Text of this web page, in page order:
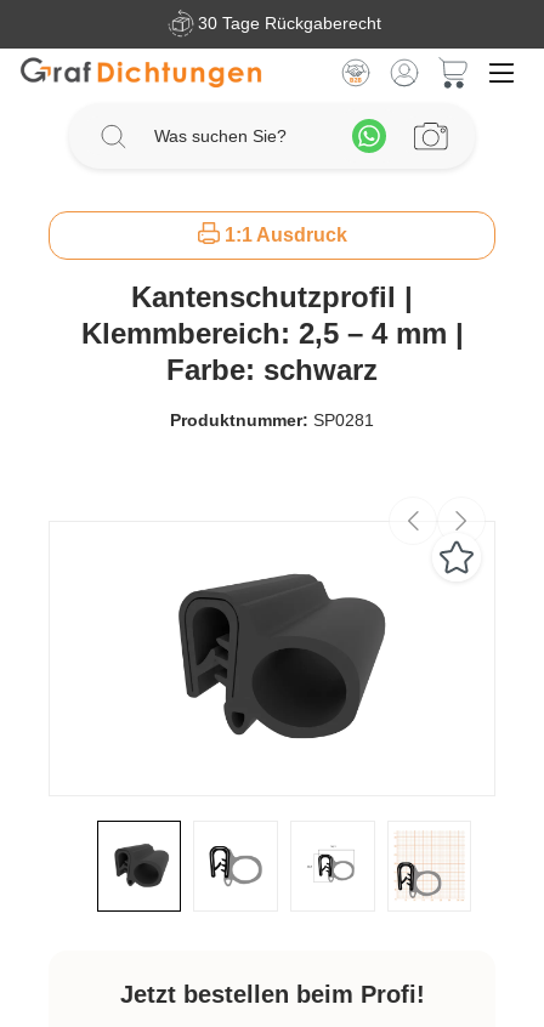
Zum Hauptinhalt springen30 Tage Rückgaberecht
1:1 Ausdruck
Kantenschutzprofil |
Klemmbereich: 2,5 – 4 mm |
Farbe: schwarz
Produktnummer: SP0281
Jetzt bestellen beim Profi!